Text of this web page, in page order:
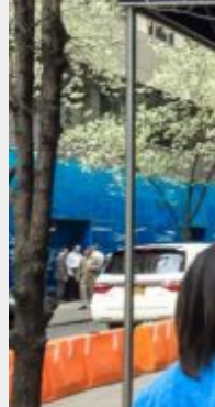
Suchen nach: